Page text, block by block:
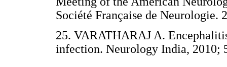
Société Française de
25. VARATHARAJ A.
infection. Neurology India,